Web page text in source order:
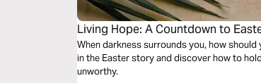
Living Hope: A Countdown to
When darkness surrounds you, how
in the Easter story and discover how to
unworthy.